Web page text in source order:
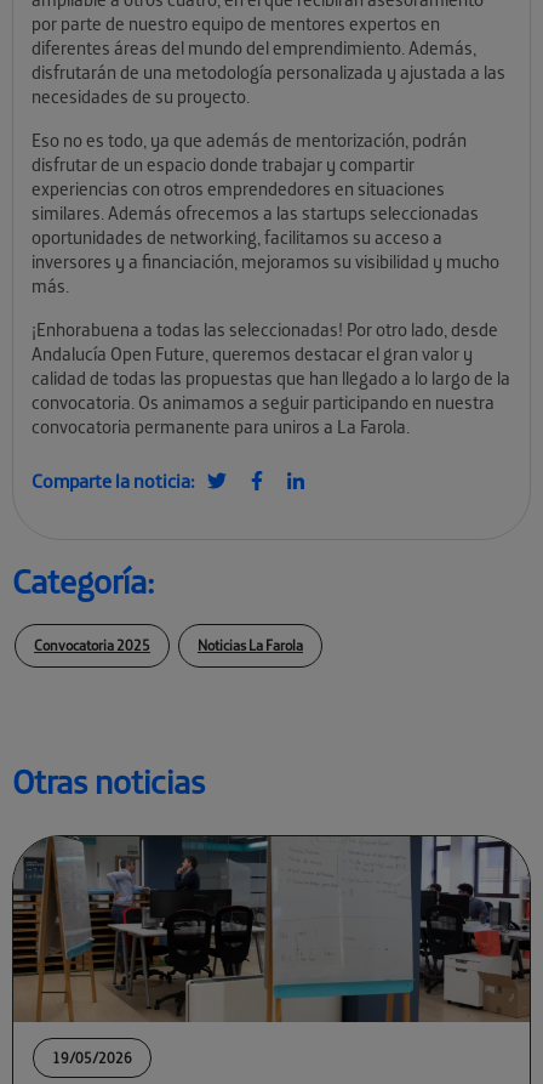
Otras noticias
19/05/2026
por parte de nuestro equipo de mentores expertos en
diferentes áreas del mundo del emprendimiento. Además,
disfrutarán de una metodología personalizada y ajustada a las
necesidades de su proyecto.
Eso no es todo, ya que además de mentorización, podrán
disfrutar de un espacio donde trabajar y compartir
experiencias con otros emprendedores en situaciones
similares. Además ofrecemos a las startups seleccionadas
oportunidades de networking, facilitamos su acceso a
inversores y a financiación, mejoramos su visibilidad y mucho
más.
¡Enhorabuena a todas las seleccionadas! Por otro lado, desde
Andalucía Open Future, queremos destacar el gran valor y
calidad de todas las propuestas que han llegado a lo largo de la
convocatoria. Os animamos a seguir participando en nuestra
convocatoria permanente para uniros a La Farola.
Comparte la noticia:
Categoría:
Convocatoria 2025 Noticias La Farola